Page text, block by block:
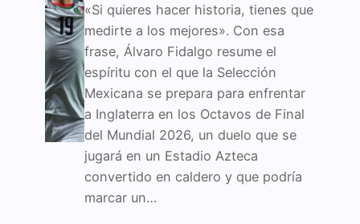
«Si quieres hacer historia, tienes que
medirte a los mejores». Con esa
frase, Álvaro Fidalgo resume el
espíritu con el que la Selección
Mexicana se prepara para enfrentar
a Inglaterra en los Octavos de Final
del Mundial 2026, un duelo que se
jugará en un Estadio Azteca
convertido en caldero y que podría
marcar un…